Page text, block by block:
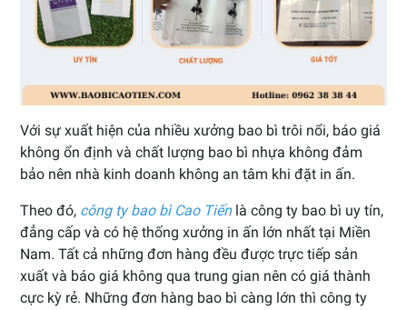
Với sự xuất hiện của nhiều xưởng bao bì trôi nổi, báo giá
không ổn định và chất lượng bao bì nhựa không đảm
bảo nên nhà kinh doanh không an tâm khi đặt in ấn.
Theo đó, công ty bao bì Cao Tiếnlà công ty bao bì uy tín,
đẳng cấp và có hệ thống xưởng in ấn lớn nhất tại Miền
Nam. Tất cả những đơn hàng đều được trực tiếp sản
xuất và báo giá không qua trung gian nên có giá thành
cực kỳ rẻ. Những đơn hàng bao bì càng lớn thì công ty